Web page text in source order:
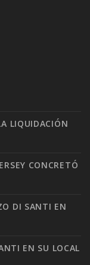
LIQUIDACIÓN
CONCRETÓ
DI SANTI EN
EN SU LOCAL